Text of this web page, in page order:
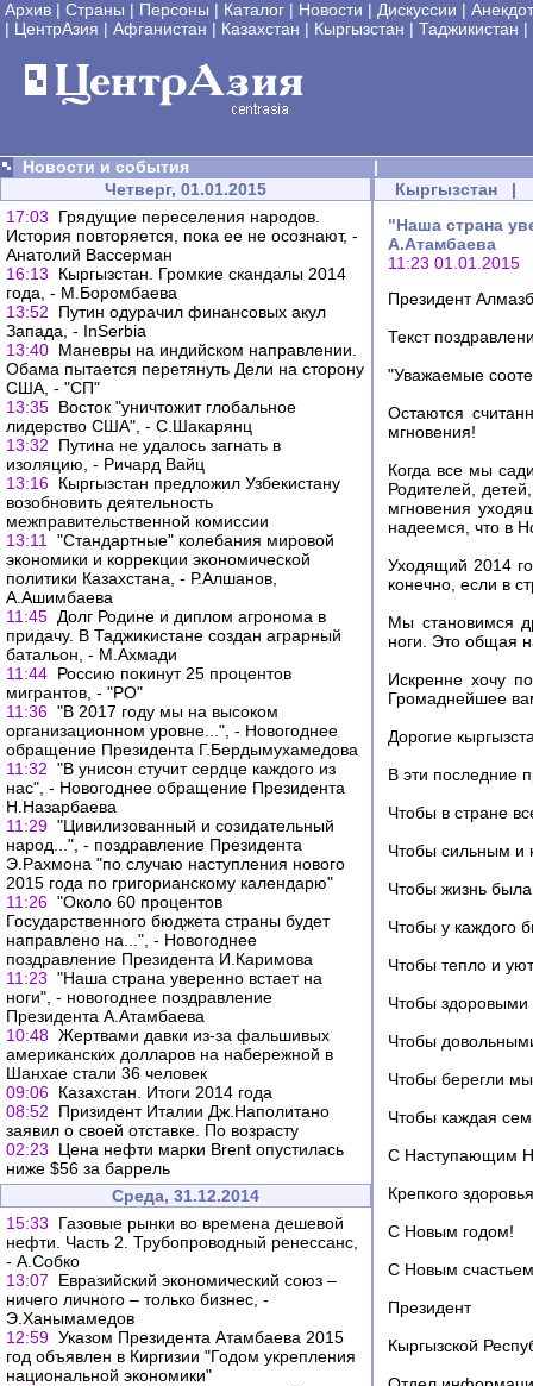
Архив | Страны | Персоны | Каталог | Новости | Дискуссии |
| ЦентрАзия | Афганистан | Казахстан | Кыргызстан | Таджикистан |
Новости и события
|
Четверг, 01.01.2015
17:03
Грядущие переселения народов.
История повторяется, пока ее не осознают, -
Анатолий Вассерман
16:13
Кыргызстан. Громкие скандалы 2014
года, - М.Боромбаева
13:52
Путин одурачил финансовых акул
Запада, - InSerbia
13:40 Маневры на индийском направлении.
Обама пытается перетянуть Дели на сторону
США, - "СП"
13:35 Восток "уничтожит глобальное
лидерство США", - С.Шакарянц
13:32
Путина не удалось загнать в
изоляцию, - Ричард Вайц
13:16 Кыргызстан предложил Узбекистану
возобновить деятельность
межправительственной комиссии
13:11
"Стандартные" колебания мировой
экономики и коррекции экономической
политики Казахстана, - Р.Алшанов,
А.Ашимбаева
11:45 Долг Родине и диплом агронома в
придачу. В Таджикистане создан аграрный
батальон, - М.Ахмади
11:44 Россию покинут 25 процентов
мигрантов, - "РО"
11:36 "В 2017 году мы на высоком
организационном уровне...", - Новогоднее
обращение Президента Г.Бердымухамедова
11:32 "В унисон стучит сердце каждого из
нас", - Новогоднее обращение Президента
Н.Назарбаева
11:29 "Цивилизованный и созидательный
народ...", - поздравление Президента
Э.Рахмона "по случаю наступления нового
2015 года по григорианскому календарю"
11:26 "Около 60 процентов
Государственного бюджета страны будет
направлено на...", - Новогоднее
поздравление Президента И.Каримова
11:23 "Наша страна уверенно встает на
ноги", - новогоднее поздравление
Президента А.Атамбаева
10:48 Жертвами давки из-за фальшивых
американских долларов на набережной в
Шанхае стали 36 человек
09:06 Казахстан. Итоги 2014 года
08:52
Призидент Италии Дж.Наполитано
заявил о своей отставке. По возрасту
02:23
Цена нефти марки Brent опустилась
ниже $56 за баррель
Среда, 31.12.2014
15:33
Газовые рынки во времена дешевой
нефти. Часть 2. Трубопроводный ренессанс,
- А.Собко
13:07
Евразийский экономический союз –
ничего личного – только бизнес, -
Э.Ханымамедов
12:59 Указом Президента Атамбаева 2015
год объявлен в Киргизии "Годом укрепления
национальной экономики"
Кыргызстан |
"Наша страна
А.Атамбаева
11:23 01.01.2015
Президент
Текст
"Уважаемые
Остаются
мгновения!
Когда все мы
Родителей,
мгновения
надеемся, что в
Уходящий 2014
конечно, если в
Мы становимся
ноги. Это общая
Искренне хочу
Громаднейшее
Дорогие
В эти последние
Чтобы в стране
Чтобы сильным и
Чтобы жизнь
Чтобы у каждого
Чтобы тепло и
Чтобы
Чтобы
Чтобы берегли
Чтобы каждая
С Наступающим
Крепкого
С Новым годом!
С Новым
Президент
Кыргызской